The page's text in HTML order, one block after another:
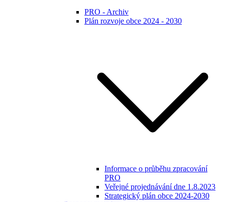
PRO - Archiv
Plán rozvoje obce 2024 - 2030
Informace o průběhu zpracování
PRO
Veřejné projednávání dne 1.8.2023
Strategický plán obce 2024-2030